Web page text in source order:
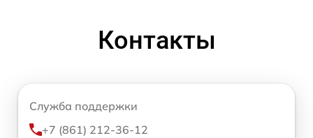
Контакты
Служба поддержки
+7 (861) 212-36-12